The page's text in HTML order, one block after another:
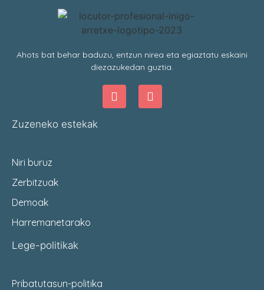
Ahots bat behar baduzu, entzun nirea eta egiaztatu eskaini
diezazukedan guztia.
Zuzeneko estekak
Niri buruz
Zerbitzuak
Demoak
Harremanetarako
Lege-politikak
Pribatutasun-politika